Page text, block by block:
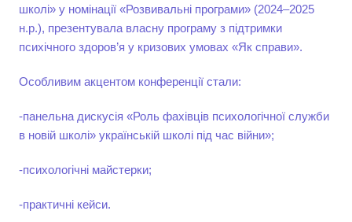
школі» у номінації «Розвивальні програми» (2024–2025
н.р.), презентувала власну програму з підтримки
психічного здоров’я у кризових умовах «Як справи».
Особливим акцентом конференції стали:
-панельна дискусія «Роль фахівців психологічної служби
в новій школі» українській школі під час війни»;
-психологічні майстерки;
-практичні кейси.